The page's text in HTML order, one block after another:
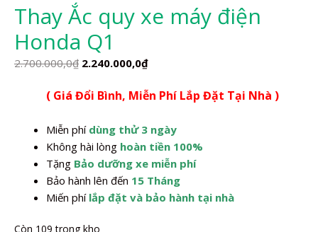
Thay Ắc quy xe máy điện
Honda Q1
2.700.000,0₫ Giá
là:
2.240.000,0₫Giá
tại
2.240.000,0₫.
( Giá Đổi Bình, Miễn Phí Lắp Đặt Tại Nhà )
Miễn phí dùng thử 3 ngày
Không hài lòng hoàn tiền 100%
Tặng Bảo dưỡng xe miễn phí
Bảo hành lên đến 15 Tháng
Miến phí lắp đặt và bảo hành tại nhà
Còn 109 trong kho